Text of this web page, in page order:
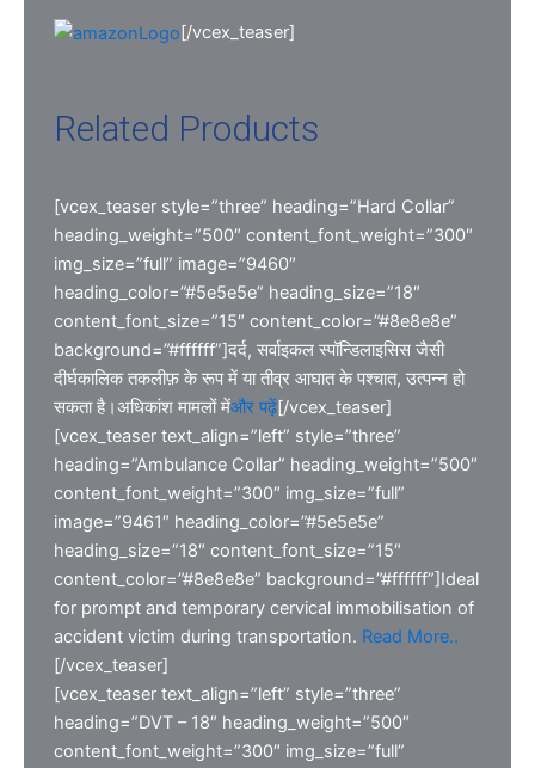
[/vcex_teaser]
Related Products
[vcex_teaser style=”three” heading=”Hard Collar”
heading_weight=”500″ content_font_weight=”300″
img_size=”full” image=”9460″
heading_color=”#5e5e5e” heading_size=”18″
content_font_size=”15″ content_color=”#8e8e8e”
background=”#ffffff”]दर्द, सर्वाइकल स्पॉन्डिलाइसिस जैसी
दीर्घकालिक तकलीफ़ के रूप में या तीव्र आघात के पश्चात, उत्पन्न हो
सकता है।अधिकांश मामलों मेंऔर पढ़ें[/vcex_teaser]
[vcex_teaser text_align=”left” style=”three”
heading=”Ambulance Collar” heading_weight=”500″
content_font_weight=”300″ img_size=”full”
image=”9461″ heading_color=”#5e5e5e”
heading_size=”18″ content_font_size=”15″
content_color=”#8e8e8e” background=”#ffffff”]Ideal
for prompt and temporary cervical immobilisation of
accident victim during transportation. Read More..
[/vcex_teaser]
[vcex_teaser text_align=”left” style=”three”
heading=”DVT – 18″ heading_weight=”500″
content_font_weight=”300″ img_size=”full”